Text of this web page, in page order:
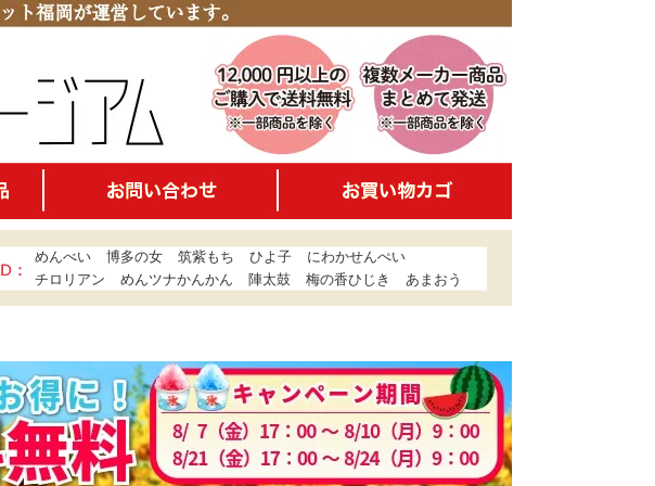
めんべい 博多の女 筑紫もち ひよ子
にわかせんぺい
チロリアン
めんツナかんかん 陣太鼓 梅の香ひじき あまおう